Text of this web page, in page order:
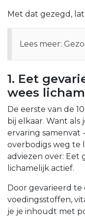
Met dat gezegd,
Lees meer:
1. Eet
wees
De eerste van de
bij elkaar. Want
ervaring samenvat
overbodigs weg te
adviezen over: Eet
lichamelijk actief.
Door gevarieerd
voedingsstoffen,
je je inhoudt met